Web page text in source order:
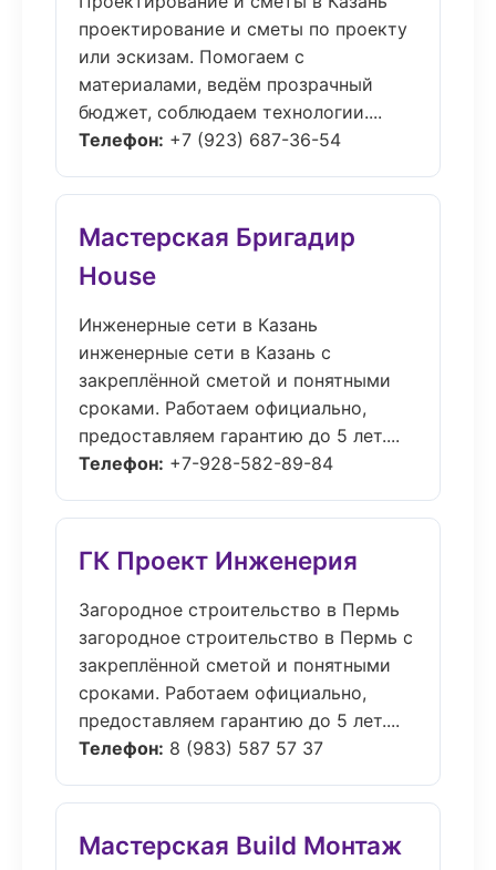
проектирование и сметы по проекту
или эскизам. Помогаем с
материалами, ведём прозрачный
бюджет, соблюдаем технологии....
Телефон: +7 (923) 687-36-54
Мастерская Бригадир
House
Инженерные сети в Казань
инженерные сети в Казань с
закреплённой сметой и понятными
сроками. Работаем официально,
предоставляем гарантию до 5 лет....
Телефон: +7-928-582-89-84
ГК Проект Инженерия
Загородное строительство в Пермь
загородное строительство в Пермь с
закреплённой сметой и понятными
сроками. Работаем официально,
предоставляем гарантию до 5 лет....
Телефон: 8 (983) 587 57 37
Мастерская Build Монтаж